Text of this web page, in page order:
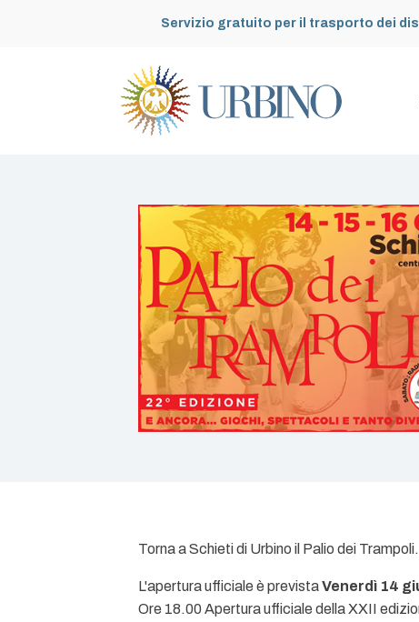
Servizio gratuito per il trasporto dei
Torna a Schieti di Urbino il Palio dei
L'apertura ufficiale è previstaVenerdì 14
Ore 18.00 Apertura ufficiale della XXII